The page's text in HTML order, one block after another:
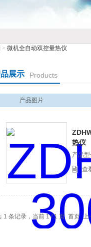
司
> 微机全自动双控量热仪
展示 Products
产品图片
热仪
产品型
查
1 条记录，当前 1 / 1 页 首页